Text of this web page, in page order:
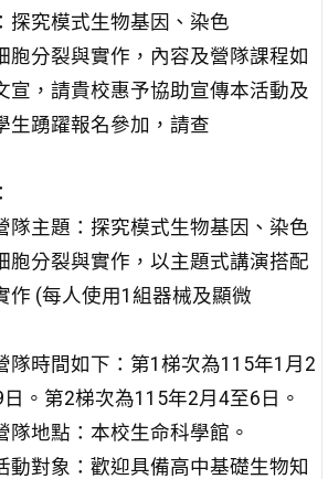
探究模式生物基因、染色
胞分裂與實作，內容及營隊課程如
宣，請貴校惠予協助宣傳本活動及
生踴躍報名參加，請查
隊主題：探究模式生物基因、染色
胞分裂與實作，以主題式講演搭配
作 (每人使用1組器械及顯微
隊時間如下：第1梯次為115年1月2
。第2梯次為115年2月4至6日。
隊地點：本校生命科學館。
動對象：歡迎具備高中基礎生物知